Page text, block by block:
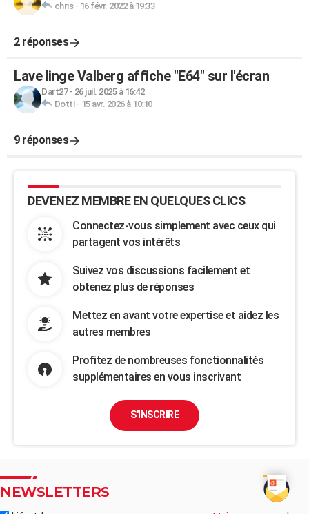
chris- 16 févr. 2022 à 19:33
2 réponses
Lave linge Valberg affiche "E64" sur l'écran
Dart27- 26 juil. 2025 à 16:42
Dotti- 15 avr. 2026 à 10:10
9 réponses
DEVENEZ MEMBRE EN QUELQUES CLICS
Connectez-vous simplement avec ceux qui
partagent vos intérêts
Suivez vos discussions facilement et
obtenez plus de réponses
Mettez en avant votre expertise et aidez les
autres membres
Profitez de nombreuses fonctionnalités
supplémentaires en vous inscrivant
S'INSCRIRE
NEWSLETTERS